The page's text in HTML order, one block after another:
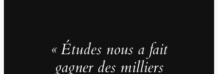
« Études nous a fait
gagner des milliers